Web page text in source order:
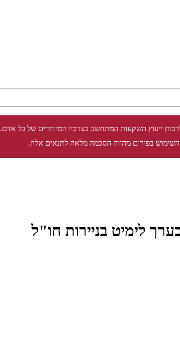
ייעוץ השקעות המתחשב בצרכיו המיוחדים של כל אדם.
בפורום מהווה הסכמה מלאה לתנאים אלה.